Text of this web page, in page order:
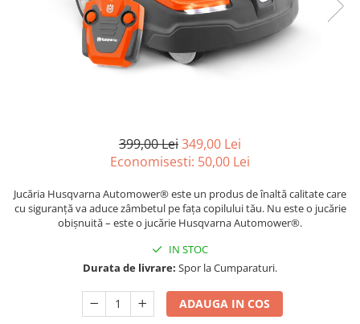
Carcasa ambreiaj
Carcasa demaror
Garnituri carburator
Gheara doborare
Intrerupator
399,00 Lei349,00 Lei
Economisesti: 50,00 Lei
Jucăria Husqvarna Automower® este un produs de înaltă calitate care
cu siguranță va aduce zâmbetul pe fața copilului tău. Nu este o jucărie
obișnuită – este o jucărie Husqvarna Automower®.
IN STOC
Durata de livrare: Spor la Cumparaturi.
ADAUGA IN COS